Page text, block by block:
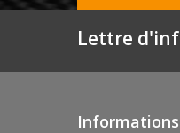
Lettre
Informations